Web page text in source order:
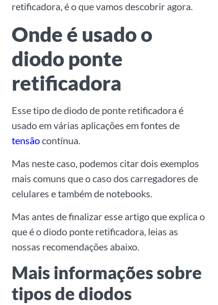
retificadora, é o que vamos descobrir agora.
Onde é usado o
diodo ponte
retificadora
Esse tipo de diodo de ponte retificadora é
usado em várias aplicações em fontes de
tensãocontínua.
Mas neste caso, podemos citar dois exemplos
mais comuns que o caso dos carregadores de
celulares e também de notebooks.
Mas antes de finalizar esse artigo que explica o
que é o diodo ponte retificadora, leias as
nossas recomendações abaixo.
Mais informações sobre
tipos de diodos